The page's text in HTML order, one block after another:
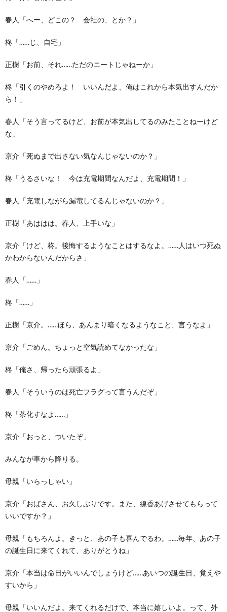
春人「へー、どこの？ 会社の、とか？」
柊「……じ、自宅」
正樹「お前、それ……ただのニートじゃねーか」
柊「引くのやめろよ！ いいんだよ、俺はこれから本気出すんだか
ら！」
春人「そう言ってるけど、お前が本気出してるのみたことねーけど
な」
京介「死ぬまで出さない気なんじゃないのか？」
柊「うるさいな！ 今は充電期間なんだよ、充電期間！」
春人「充電しながら漏電してるんじゃないのか？」
正樹「あははは。春人、上手いな」
京介「けど、柊。後悔するようなことはするなよ。……人はいつ死ぬ
かわからないんだからさ」
春人「……」
柊「……」
正樹「京介。……ほら、あんまり暗くなるようなこと、言うなよ」
京介「ごめん。ちょっと空気読めてなかったな」
柊「俺さ、帰ったら頑張るよ」
春人「そういうのは死亡フラグって言うんだぞ」
柊「茶化すなよ……」
京介「おっと、ついたぞ」
みんなが車から降りる。
母親「いらっしゃい」
京介「おばさん、お久しぶりです。また、線香あげさせてもらって
いいですか？」
母親「もちろんよ。きっと、あの子も喜んでるわ。……毎年、あの子
の誕生日に来てくれて、ありがとうね」
京介「本当は命日がいいんでしょうけど……あいつの誕生日、覚えや
すいから」
母親「いいんだよ。来てくれるだけで、本当に嬉しいよ。って、外